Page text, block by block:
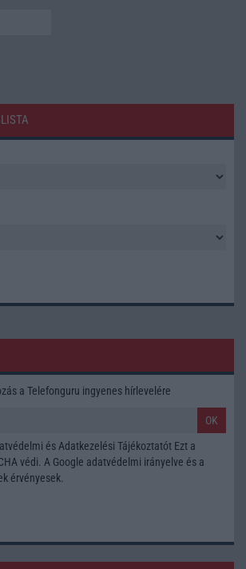
a Telefonguru ingyenes hírlevelére
OK
és Adatkezelési Tájékoztatót Ezt a
védi. A Google adatvédelmi irányelve és a
érvényesek.